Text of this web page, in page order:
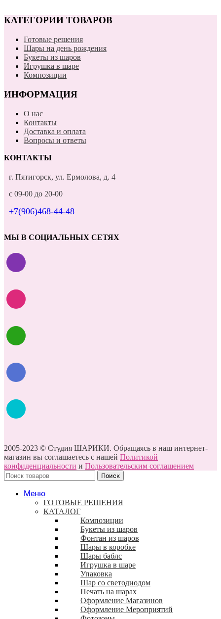
КАТЕГОРИИ ТОВАРОВ
Готовые решения
Шары на день рождения
Букеты из шаров
Игрушка в шаре
Композиции
ИНФОРМАЦИЯ
О нас
Контакты
Доставка и оплата
Вопросы и ответы
КОНТАКТЫ
г. Пятигорск, ул. Ермолова, д. 4
с 09-00 до 20-00
+7(906)468-44-48
МЫ В СОЦИАЛЬНЫХ СЕТЯХ
2005-2023 © Студия ШАРИКИ. Обращаясь в наш интернет-
магазин вы соглашаетесь с нашей Политикой
конфиденциальности и Пользовательским соглашением
Поиск
Меню
ГОТОВЫЕ РЕШЕНИЯ
КАТАЛОГ
Композиции
Букеты из шаров
Фонтан из шаров
Шары в коробке
Шары баблс
Игрушка в шаре
Упаковка
Шар со светодиодом
Печать на шарах
Оформление Магазинов
Оформление Мероприятий